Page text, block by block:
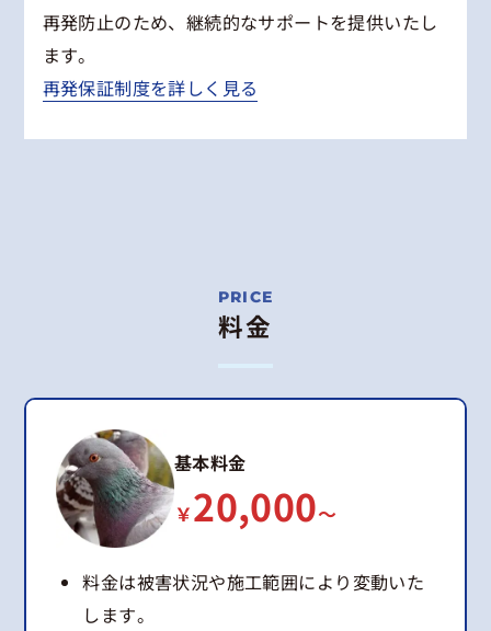
再発防止のため、継続的なサポートを提供いたし
ます。
再発保証制度を詳しく見る
料金
基本料金
￥20,000～
料金は被害状況や施工範囲により変動いた
します。